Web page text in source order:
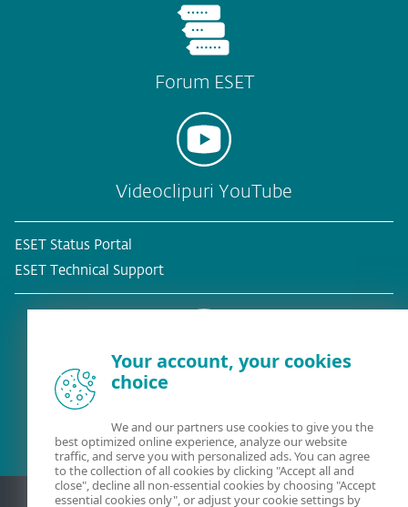
Forum ESET
Videoclipuri YouTube
ESET Status Portal
ESET Technical Support
Client existent?
Your account, your cookies
choice
We and our partners use cookies to give you the
best optimized online experience, analyze our website
traffic, and serve you with personalized ads. You can agree
to the collection of all cookies by clicking "Accept all and
close", decline all non-essential cookies by choosing "Accept
essential cookies only", or adjust your cookie settings by